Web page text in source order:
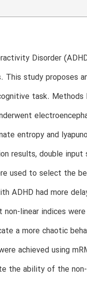
Disorder
This study proposes
task.
entropy and
results, double input
used to select the
ADHD had more
non-linear indices
a more chaotic
achieved using
the ability of the